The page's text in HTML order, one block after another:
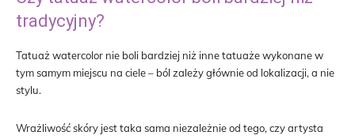
tradycyjny?
Tatuaż watercolor nie boli bardziej niż inne tatuaże wykonane w
tym samym miejscu na ciele – ból zależy głównie od lokalizacji, a nie
stylu.
Wrażliwość skóry jest taka sama niezależnie od tego, czy artysta